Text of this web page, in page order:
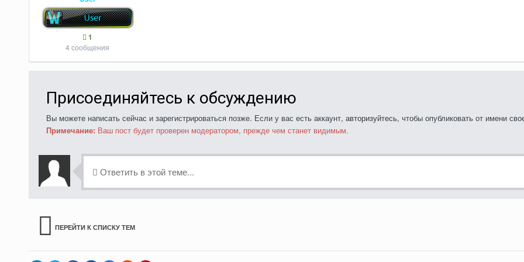
1
4 сообщения
Присоединяйтесь к обсуждению
Вы можете написать сейчас и зарегистрироваться позже. Если у вас есть аккаунт, авторизуйтесь, чтобы опубликовать от имени
Примечание: Ваш пост будет проверен модератором, прежде чем станет видимым.
Ответить в этой теме...
ПЕРЕЙТИ К СПИСКУ ТЕМ